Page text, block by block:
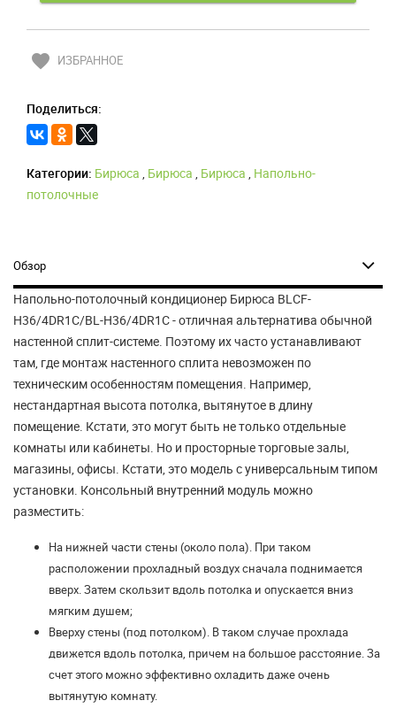
favorite ИЗБРАННОЕ
Поделиться:
Категории: Бирюса Бирюса Бирюса Напольно-
потолочные
Обзор
Напольно-потолочный кондиционер Бирюса BLCF-
H36/4DR1C/BL-H36/4DR1C - отличная альтернатива обычной
настенной сплит-системе. Поэтому их часто устанавливают
там, где монтаж настенного сплита невозможен по
техническим особенностям помещения. Например,
нестандартная высота потолка, вытянутое в длину
помещение. Кстати, это могут быть не только отдельные
комнаты или кабинеты. Но и просторные торговые залы,
магазины, офисы. Кстати, это модель с универсальным типом
установки. Консольный внутренний модуль можно
разместить:
На нижней части стены (около пола). При таком
расположении прохладный воздух сначала поднимается
вверх. Затем скользит вдоль потолка и опускается вниз
мягким душем;
Вверху стены (под потолком). В таком случае прохлада
движется вдоль потолка, причем на большое расстояние. За
счет этого можно эффективно охладить даже очень
вытянутую комнату.